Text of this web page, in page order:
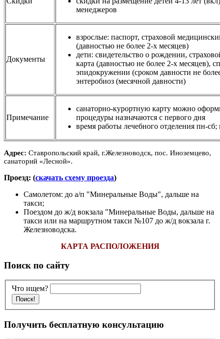
менеджеров
Документы
взрослые: паспорт, страховой
(давностью не более 2-х месяцев)
дети: свидетельство о рождении,
карта (давностью не более 2-х месяцев),
эпидокружении (сроком давности не
энтеробиоз (месячной давности)
Примечание
санаторно-курортную карту можно
процедуры назначаются с первого дня
время работы лечебного отделения пн-
Адрес: Ставропольский край, г.Железноводск, пос. Иноземцево,
санаторий «Лесной».
Проезд: (скачать схему проезда)
Самолетом: до а/п "Минеральные Воды", дальше на
такси;
Поездом до ж/д вокзала "Минеральные Воды, дальше на
такси или на маршрутном такси №107 до ж/д вокзала г.
Железноводска.
КАРТА РАСПОЛОЖЕНИЯ
Поиск по сайту
Что ищем?
Получить бесплатную консультацию